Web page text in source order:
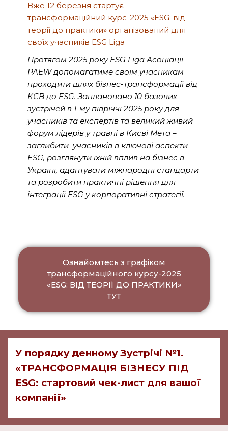
Вже 12 березня стартує
трансформаційний курс-2025 «ESG: від
теорії до практики» організований для
своїх учасників ESG Liga
Протягом 2025 року ESG Liga Асоціації
PAEW допомагатиме своїм учасникам
проходити шлях бізнес-трансформації від
КСВ до ESG. Заплановано 10 базових
зустрічей в 1-му півріччі 2025 року для
учасників та експертів та великий живий
форум лідерів у травні в Києві Мета –
заглибити учасників в ключові аспекти
ESG, розглянути їхній вплив на бізнес в
Україні, адаптувати міжнародні стандарти
та розробити практичні рішення для
інтеграції ESG у корпоративні стратегії.
Ознайомтесь з графіком
трансформаційного курсу-2025
«ESG: ВІД ТЕОРІЇ ДО ПРАКТИКИ»
ТУТ
У порядку денному Зустрічі №1.
«ТРАНСФОРМАЦІЯ БІЗНЕСУ ПІД
ESG: стартовий чек-лист для вашої
компанії»